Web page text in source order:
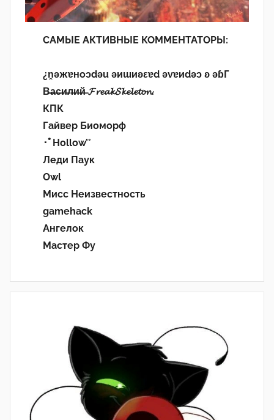
САМЫЕ АКТИВНЫЕ КОММЕНТАТОРЫ:
¿n̯ǝжɐноɔdǝu ǝиɯиʚεɐd ǝvɐиdǝɔ ʚ ǝɓГ
В̶а̶с̶и̶л̶и̶й̶ 𝓕𝓻𝓮𝓪𝓴𝓢𝓴𝓮𝓵𝓮𝓽𝓸𝓷.
КПК
Гайвер Биоморф
･ﾟHollow’°
Леди Паук
Owl
Мисс Неизвестность
gamehack
Ангелок
Мастер Фу